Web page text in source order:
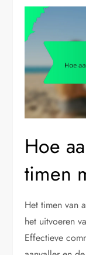
Hoe
timen
Het timen van
het uitvoeren
Effectieve